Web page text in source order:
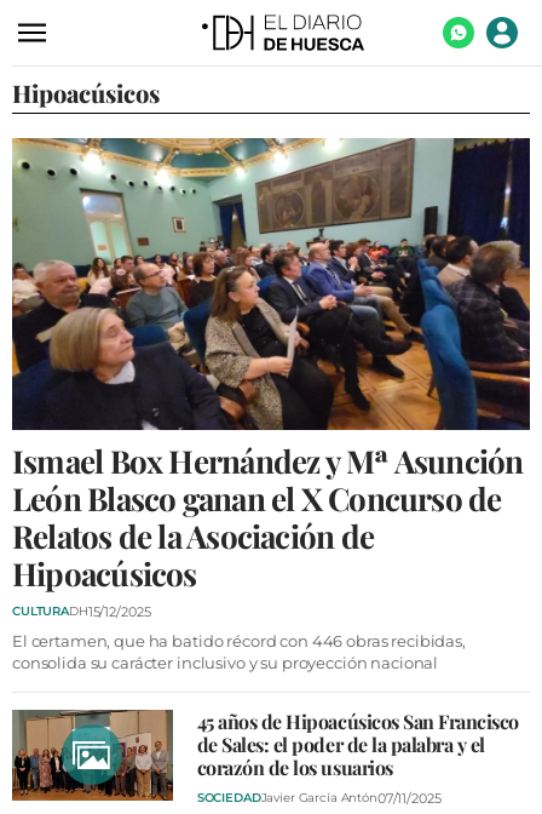
ACTUALIDAD
ECONOMÍA
TECNOLOGÍA
TURISMO
AGROALIMENTACIÓN
DEPORTES
CULTURA
OPINIÓN
GALERÍAS
VÍDEOS
CONTACTAR
FIESTAS EN EL ALTO ARAGÓN
FIESTAS DE SAN LORENZO
AGENDA
CARTELERA
Hipoacúsicos
Ismael Box Hernández y Mª Asunción
León Blasco ganan el X Concurso de
Relatos de la Asociación de
Hipoacúsicos
CULTURADH15/12/2025
El certamen, que ha batido récord con 446 obras recibidas,
consolida su carácter inclusivo y su proyección nacional
45 años de Hipoacúsicos San Francisco
de Sales: el poder de la palabra y el
corazón de los usuarios
SOCIEDADJavier García Antón07/11/2025